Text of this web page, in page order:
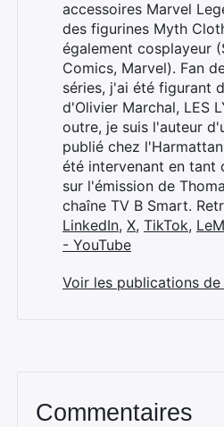
accessoires Marvel
des figurines Myth
également cosplayeur
Comics, Marvel). Fan
séries, j'ai été figurant
d'Olivier Marchal, LES
outre, je suis l'auteur
publié chez
été intervenant en tant
sur l'émission de
chaîne TV B Smart.
LinkedIn, X, TikTok,
- YouTube
Voir les publications
Commentaires